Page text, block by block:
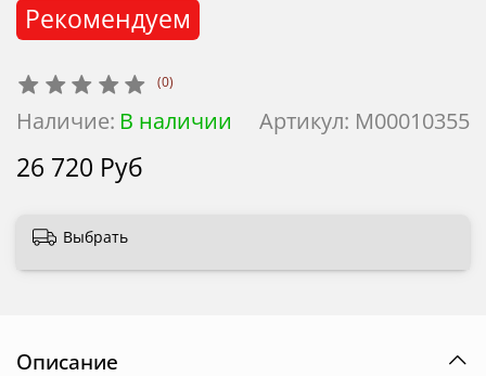
(0)
Артикул: М00010355
Наличие: В наличии
Рекомендуем
26 720 Руб
Выбрать
Описание